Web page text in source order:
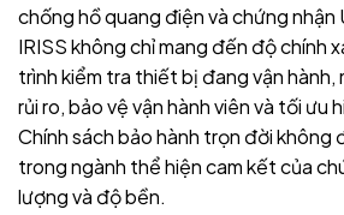
chống hồ quang điện và chứng nhận
IRISS không chỉ mang đến độ chính
trình kiểm tra thiết bị đang vận hành,
rủi ro, bảo vệ vận hành viên và tối ưu
Chính sách bảo hành trọn đời không
trong ngành thể hiện cam kết của
lượng và độ bền.